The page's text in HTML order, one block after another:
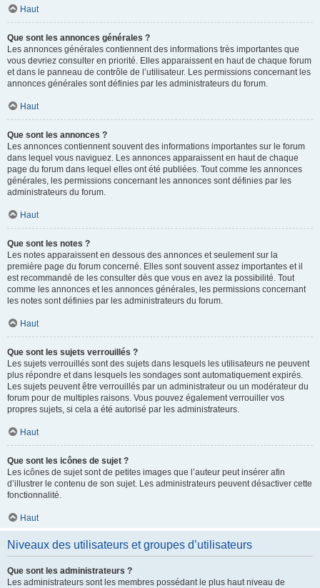
Haut
Que sont les annonces générales ?
Les annonces générales contiennent des informations très importantes que
vous devriez consulter en priorité. Elles apparaissent en haut de chaque forum
et dans le panneau de contrôle de l’utilisateur. Les permissions concernant les
annonces générales sont définies par les administrateurs du forum.
Haut
Que sont les annonces ?
Les annonces contiennent souvent des informations importantes sur le forum
dans lequel vous naviguez. Les annonces apparaissent en haut de chaque
page du forum dans lequel elles ont été publiées. Tout comme les annonces
générales, les permissions concernant les annonces sont définies par les
administrateurs du forum.
Haut
Que sont les notes ?
Les notes apparaissent en dessous des annonces et seulement sur la
première page du forum concerné. Elles sont souvent assez importantes et il
est recommandé de les consulter dès que vous en avez la possibilité. Tout
comme les annonces et les annonces générales, les permissions concernant
les notes sont définies par les administrateurs du forum.
Haut
Que sont les sujets verrouillés ?
Les sujets verrouillés sont des sujets dans lesquels les utilisateurs ne peuvent
plus répondre et dans lesquels les sondages sont automatiquement expirés.
Les sujets peuvent être verrouillés par un administrateur ou un modérateur du
forum pour de multiples raisons. Vous pouvez également verrouiller vos
propres sujets, si cela a été autorisé par les administrateurs.
Haut
Que sont les icônes de sujet ?
Les icônes de sujet sont de petites images que l’auteur peut insérer afin
d’illustrer le contenu de son sujet. Les administrateurs peuvent désactiver cette
fonctionnalité.
Haut
Niveaux des utilisateurs et groupes d’utilisateurs
Que sont les administrateurs ?
Les administrateurs sont les membres possédant le plus haut niveau de